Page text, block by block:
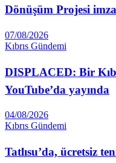
Dönüşüm Projesi
07/08/2026
Kıbrıs Gündemi
DISPLACED: Bir
YouTube’da yayında
04/08/2026
Kıbrıs Gündemi
Tatlısu’da, ücretsiz